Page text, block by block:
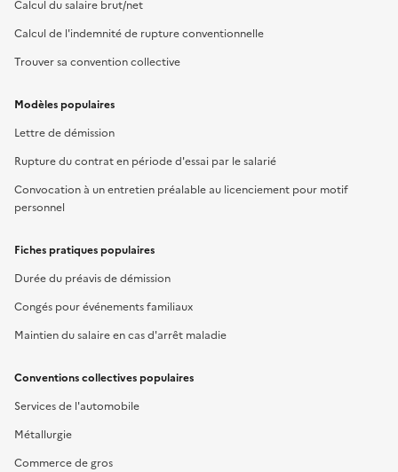
Calcul du salaire brut/net
Calcul de l'indemnité de rupture conventionnelle
Trouver sa convention collective
Modèles populaires
Lettre de démission
Rupture du contrat en période d'essai par le salarié
Convocation à un entretien préalable au licenciement pour motif
personnel
Fiches pratiques populaires
Durée du préavis de démission
Congés pour événements familiaux
Maintien du salaire en cas d'arrêt maladie
Conventions collectives populaires
Services de l'automobile
Métallurgie
Commerce de gros